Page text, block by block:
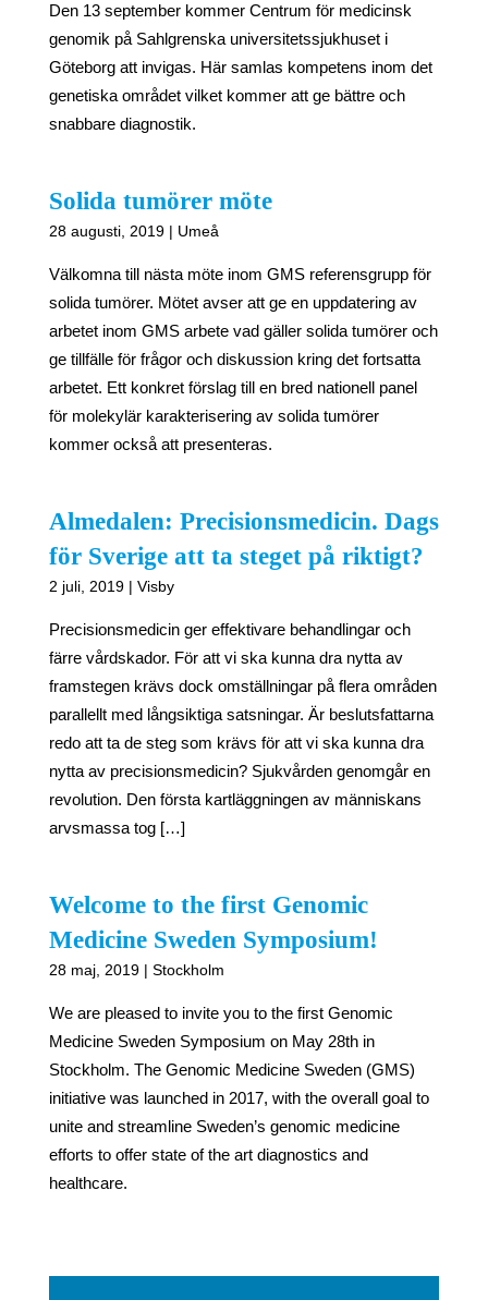
Den 13 september kommer Centrum för medicinsk
genomik på Sahlgrenska universitetssjukhuset i
Göteborg att invigas. Här samlas kompetens inom det
genetiska området vilket kommer att ge bättre och
snabbare diagnostik.
Solida tumörer möte
28 augusti, 2019 | Umeå
Välkomna till nästa möte inom GMS referensgrupp för
solida tumörer. Mötet avser att ge en uppdatering av
arbetet inom GMS arbete vad gäller solida tumörer och
ge tillfälle för frågor och diskussion kring det fortsatta
arbetet. Ett konkret förslag till en bred nationell panel
för molekylär karakterisering av solida tumörer
kommer också att presenteras.
Almedalen: Precisionsmedicin. Dags
för Sverige att ta steget på riktigt?
2 juli, 2019 | Visby
Precisionsmedicin ger effektivare behandlingar och
färre vårdskador. För att vi ska kunna dra nytta av
framstegen krävs dock omställningar på flera områden
parallellt med långsiktiga satsningar. Är beslutsfattarna
redo att ta de steg som krävs för att vi ska kunna dra
nytta av precisionsmedicin? Sjukvården genomgår en
revolution. Den första kartläggningen av människans
arvsmassa tog […]
Welcome to the first Genomic
Medicine Sweden Symposium!
28 maj, 2019 | Stockholm
We are pleased to invite you to the first Genomic
Medicine Sweden Symposium on May 28th in
Stockholm. The Genomic Medicine Sweden (GMS)
initiative was launched in 2017, with the overall goal to
unite and streamline Sweden’s genomic medicine
efforts to offer state of the art diagnostics and
healthcare.